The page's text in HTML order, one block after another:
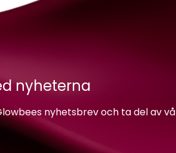
nyheterna
nyhetsbrev och ta del av